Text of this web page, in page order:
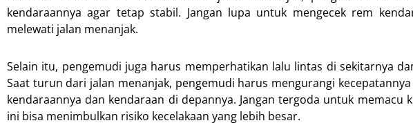
kendaraannya agar tetap stabil. Jangan lupa untuk mengecek rem
melewati jalan menanjak.
Selain itu, pengemudi juga harus memperhatikan lalu lintas di sekitarnya
Saat turun dari jalan menanjak, pengemudi harus mengurangi
kendaraannya dan kendaraan di depannya. Jangan tergoda untuk
ini bisa menimbulkan risiko kecelakaan yang lebih besar.